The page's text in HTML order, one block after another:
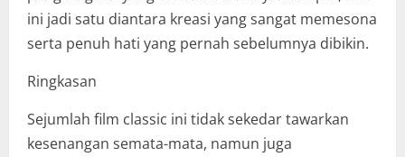
ini jadi satu diantara kreasi yang sangat memesona
serta penuh hati yang pernah sebelumnya dibikin.
Ringkasan
Sejumlah film classic ini tidak sekedar tawarkan
kesenangan semata-mata, namun juga